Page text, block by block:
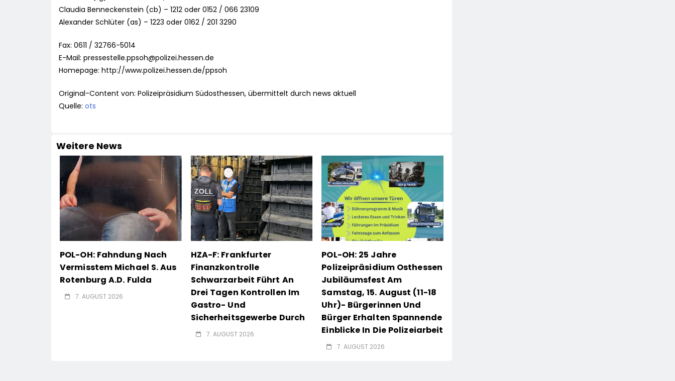
Claudia Benneckenstein (cb) – 1212 oder 0152 / 066 23109
Alexander Schlüter (as) – 1223 oder 0162 / 201 3290
Fax: 0611 / 32766-5014
E-Mail: pressestelle.ppsoh@polizei.hessen.de
Homepage: http://www.polizei.hessen.de/ppsoh
Original-Content von: Polizeipräsidium Südosthessen, übermittelt durch news aktuell
Quelle: ots
Weitere News
POL-OH: Fahndung Nach
Vermisstem Michael S. Aus
Rotenburg A.d. Fulda
7. AUGUST 2026
HZA-F: Frankfurter
Finanzkontrolle
Schwarzarbeit Führt An
Drei Tagen Kontrollen Im
Gastro- Und
Sicherheitsgewerbe Durch
7. AUGUST 2026
POL-OH: 25 Jahre
Polizeipräsidium Osthessen
Jubiläumsfest Am
Samstag, 15. August (11-18
Uhr)- Bürgerinnen Und
Bürger Erhalten Spannende
Einblicke In Die Polizeiarbeit
7. AUGUST 2026